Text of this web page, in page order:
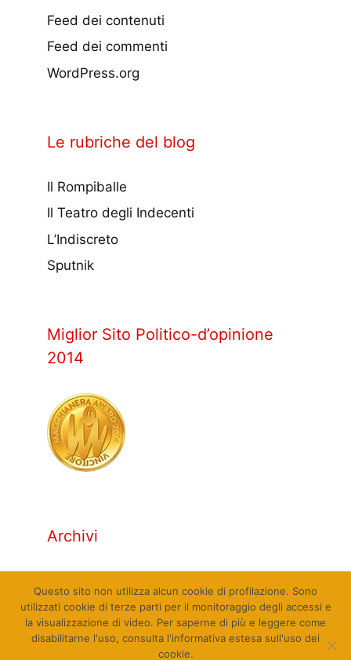
Feed dei contenuti
Feed dei commenti
WordPress.org
Le rubriche del blog
Il Rompiballe
Il Teatro degli Indecenti
L’Indiscreto
Sputnik
Miglior Sito Politico-d’opinione
2014
Archivi
Questo sito non utilizza alcun cookie di profilazione. Sono
utilizzati cookie di terze parti per il monitoraggio degli accessi e
la visualizzazione di video. Per saperne di più e leggere come
disabilitarne l'uso, consulta l'informativa estesa sull'uso dei
cookie.